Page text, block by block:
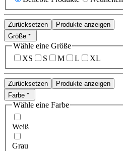
Zurücksetzen
Produkte anzeigen
Größe
Wähle eine Größe
XS
S M L XL
Zurücksetzen
Produkte anzeigen
Farbe
Wähle eine Farbe
Weiß
Grau